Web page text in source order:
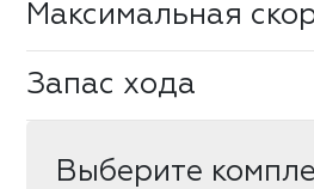
Максимальная
Запас хода
Выберите